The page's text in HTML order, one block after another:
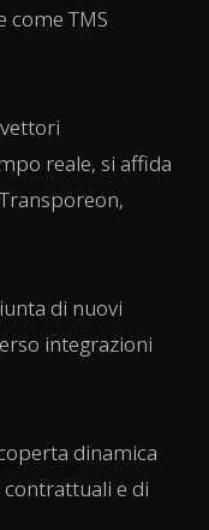
TMS
reale, si affida
di nuovi
integrazioni
dinamica
e di